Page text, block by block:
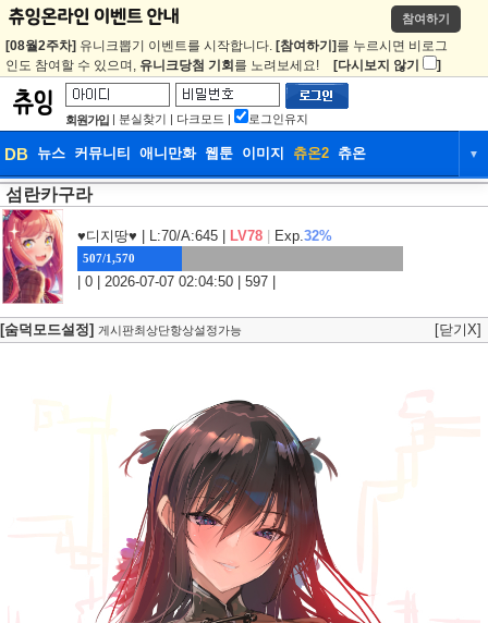
참여하기
[08월2주차] 유니크뽑기 이벤트를 시작합니다. [참여하기] 를 누르시면 비로그
인도 참여할 수 있으며, 유니크당첨 기회 를 노려보세요! [다시보지 않기 ]
회원가입 | 분실찾기 | 다크모드 | 로그인유지
DB 뉴스 커뮤니티 애니만화 웹툰 이미지 츄온2 츄온 ▼
DB
웹툰 이미지 츄온2
섬란카구라
♥디지땅♥ | L:70/A:645 | LV78 Exp.32%
507/1,570
| 0 | 2026-07-07 02:04:50 | 597 |
[숨덕모드설정] 게시판최상단항상설정가능 [닫기X]